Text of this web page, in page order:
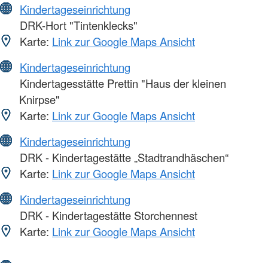
Kindertageseinrichtung
DRK-Hort "Tintenklecks"
Karte: Link zur Google Maps Ansicht
Kindertageseinrichtung
Kindertagesstätte Prettin "Haus der kleinen
Knirpse"
Karte: Link zur Google Maps Ansicht
Kindertageseinrichtung
DRK - Kindertagestätte „Stadtrandhäschen“
Karte: Link zur Google Maps Ansicht
Kindertageseinrichtung
DRK - Kindertagestätte Storchennest
Karte: Link zur Google Maps Ansicht